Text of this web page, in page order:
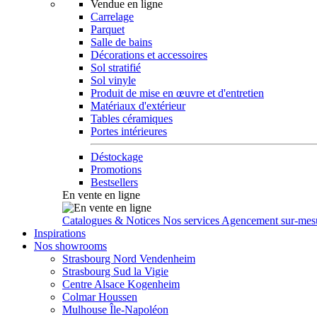
Vendue en ligne
Carrelage
Parquet
Salle de bains
Décorations et accessoires
Sol stratifié
Sol vinyle
Produit de mise en œuvre et d'entretien
Matériaux d'extérieur
Tables céramiques
Portes intérieures
Déstockage
Promotions
Bestsellers
En vente en ligne
Catalogues & Notices Nos services Agencement sur-
Inspirations
Nos showrooms
Strasbourg Nord Vendenheim
Strasbourg Sud la Vigie
Centre Alsace Kogenheim
Colmar Houssen
Mulhouse Île-Napoléon